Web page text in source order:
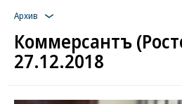
Архив
Коммерсантъ
27.12.2018